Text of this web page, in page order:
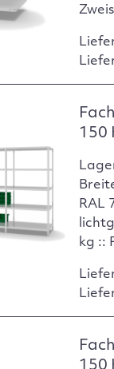
150
RAL
kg ::
150